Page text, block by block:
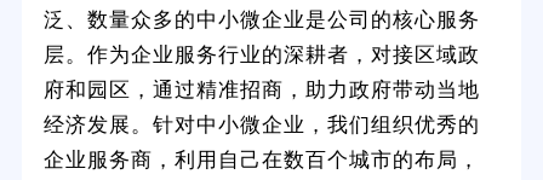
泛、数量众多的中小微企业是公司的核心服务
层。作为企业服务行业的深耕者，对接区域政
府和园区，通过精准招商，助力政府带动当地
经济发展。针对中小微企业，我们组织优秀的
企业服务商，利用自己在数百个城市的布局，